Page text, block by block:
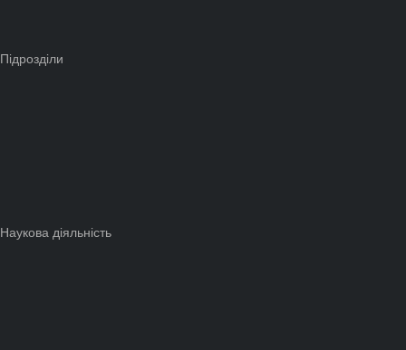
Підрозділи
Наукова діяльність